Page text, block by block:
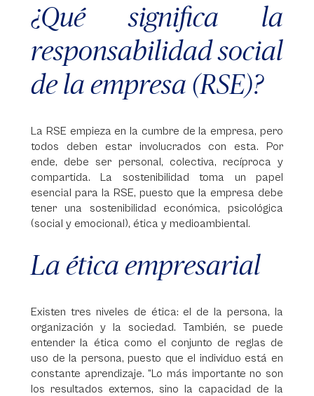
¿Qué significa la
responsabilidad social
de la empresa (RSE)?
La RSE empieza en la cumbre de la empresa, pero
todos deben estar involucrados con esta. Por
ende, debe ser personal, colectiva, recíproca y
compartida. La sostenibilidad toma un papel
esencial para la RSE, puesto que la empresa debe
tener una sostenibilidad económica, psicológica
(social y emocional), ética y medioambiental.
La ética empresarial
Existen tres niveles de ética: el de la persona, la
organización y la sociedad. También, se puede
entender la ética como el conjunto de reglas de
uso de la persona, puesto que el individuo está en
constante aprendizaje. “Lo más importante no son
los resultados externos, sino la capacidad de la